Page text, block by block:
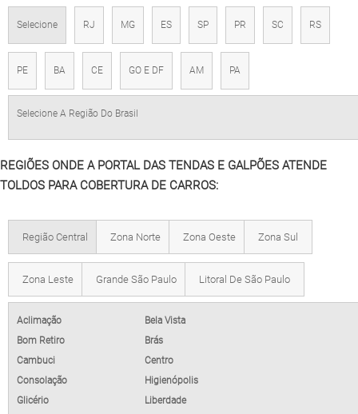
Selecione RJ MG ES SP PR SC RS
PE BA CE GO E DF AM PA
Selecione A Região Do Brasil
REGIÕES ONDE A PORTAL DAS TENDAS E GALPÕES ATENDE
TOLDOS PARA COBERTURA DE CARROS:
Região Central Zona Norte Zona Oeste Zona Sul
Zona Leste Grande São Paulo Litoral De São Paulo
Aclimação
Bela Vista
Bom Retiro
Brás
Cambuci
Centro
Consolação
Higienópolis
Glicério
Liberdade